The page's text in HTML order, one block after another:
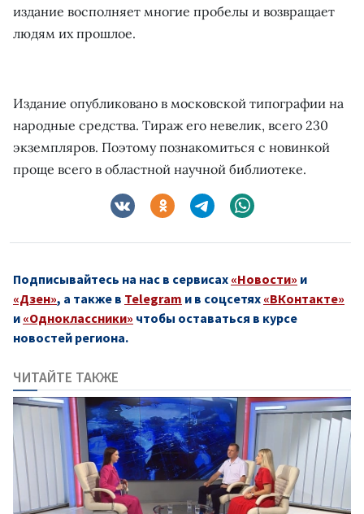
издание восполняет многие пробелы и возвращает
людям их прошлое.
Издание опубликовано в московской типографии на
народные средства. Тираж его невелик, всего 230
экземпляров. Поэтому познакомиться с новинкой
проще всего в областной научной библиотеке.
Подписывайтесь на нас в сервисах «Новости» и
«Дзен», а также в Telegram и в соцсетях «ВКонтакте»
и «Одноклассники» чтобы оставаться в курсе
новостей региона.
ЧИТАЙТЕ ТАКЖЕ